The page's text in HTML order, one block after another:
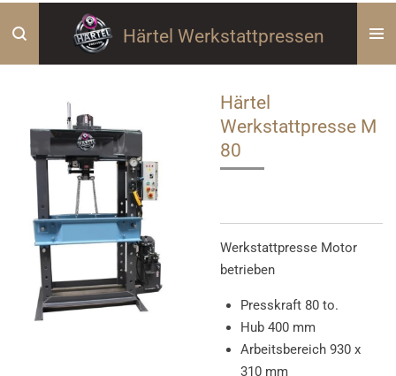
Härtel Werkstattpressen
Härtel
Werkstattpresse M
80
Werkstattpresse Motor
betrieben
Presskraft 80 to.
Hub 400 mm
Arbeitsbereich 930 x
310 mm